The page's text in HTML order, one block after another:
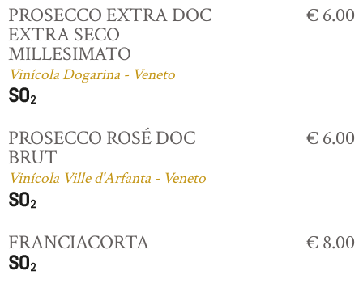
PROSECCO EXTRA DOC
EXTRA SECO
MILLESIMATO
Vinícola Dogarina - Veneto
€ 6.00
PROSECCO ROSÉ DOC
BRUT
Vinícola Ville d'Arfanta - Veneto
€ 6.00
FRANCIACORTA € 8.00